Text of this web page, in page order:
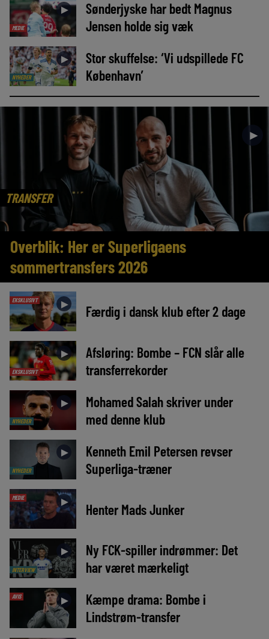
MEDIE
►
Sønderjyske har bedt Magnus
Jensen holde sig væk
NYHEDER
►
Stor skuffelse: ‘Vi udspillede FC
København’
TRANSFER
►
Overblik: Her er Superligaens
sommertransfers 2026
EKSKLUSIVT ► Færdig i dansk klub efter 2 dage
EKSKLUSIVT
►
Afsløring: Bombe – FCN slår alle
transferrekorder
NYHEDER
►
Mohamed Salah skriver under
med denne klub
NYHEDER
►
Kenneth Emil Petersen revser
Superliga-træner
MEDIE ► Henter Mads Junker
INTERVIEW
►
Ny FCK-spiller indrømmer: Det
har været mærkeligt
AVIS ►
Kæmpe drama: Bombe i
Lindstrøm-transfer